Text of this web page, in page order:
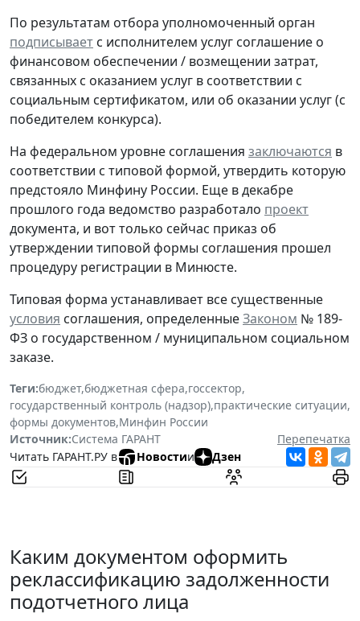
По результатам отбора уполномоченный орган
подписывает с исполнителем услуг соглашение о
финансовом обеспечении / возмещении затрат,
связанных с оказанием услуг в соответствии с
социальным сертификатом, или об оказании услуг (с
победителем конкурса).
На федеральном уровне соглашения заключаются в
соответствии с типовой формой, утвердить которую
предстояло Минфину России. Еще в декабре
прошлого года ведомство разработало проект
документа, и вот только сейчас приказ об
утверждении типовой формы соглашения прошел
процедуру регистрации в Минюсте.
Типовая форма устанавливает все существенные
условия соглашения, определенныеЗаконом № 189-
ФЗ о государственном / муниципальном социальном
заказе.
Теги:бюджет,бюджетная сфера,госсектор,
государственный контроль (надзор),практические ситуации,
формы документов,Минфин России
Источник:Система ГАРАНТ
Перепечатка
Читать ГАРАНТ.РУ в
Новостии Дзен
Каким документом оформить
реклассификацию задолженности
подотчетного лица